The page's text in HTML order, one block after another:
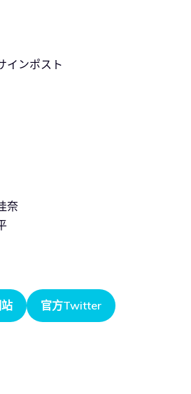
インポスト
奈
官方Twitter